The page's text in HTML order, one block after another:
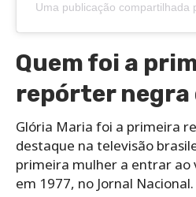
Uma publicação compartilhada
Quem foi a
repórter negra
Glória Maria foi a primeira
destaque na televisão
primeira mulher a entrar ao
em 1977, no Jornal Nacional.